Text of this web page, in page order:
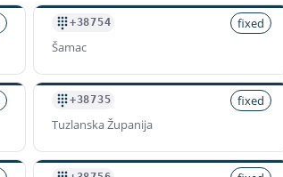
+38754
fixed
Šamac
+38735
fixed
Tuzlanska Županija